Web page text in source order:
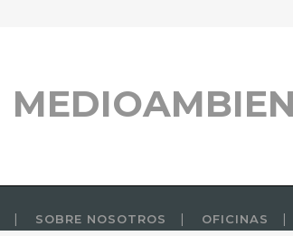
SOBRE NOSOTROS OFICINAS